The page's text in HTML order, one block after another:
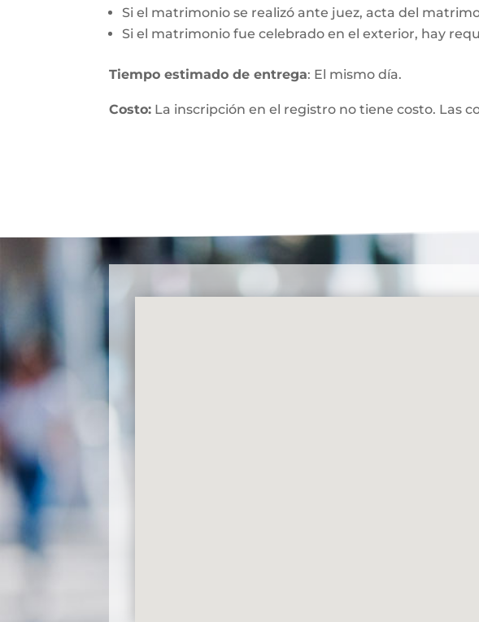
Si el matrimonio se realizó ante juez, acta del
Si el matrimonio fue celebrado en el exterior, hay
Tiempo estimado de entrega: El mismo día.
Costo: La inscripción en el registro no tiene costo. Las